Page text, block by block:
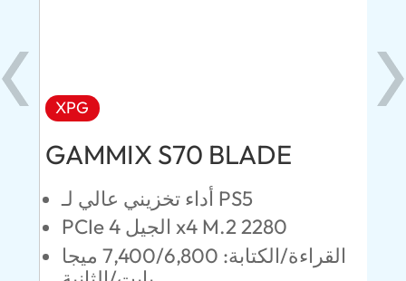
XPG
GAMMIX S70 BLADE
أداء تخزيني عالي لـ PS5
PCIe الجيل 4 x4 M.2 2280
القراءة/الكتابة: 7,400/6,800 ميجا